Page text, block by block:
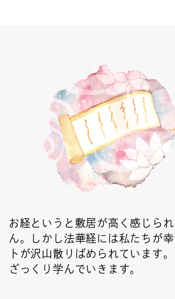
お経というと敷居が高く感じら
ん。しかし法華経には私たちが
トが沢山散りばめられています
ざっくり学んでいきます。